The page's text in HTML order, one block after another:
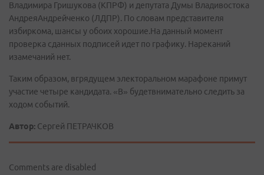
Владимира Гришукова (КПРФ) и депутата Думы Владивостока
АндреяАндрейченко (ЛДПР). По словам представителя
избиркома, шансы у обоих хорошие.На данный момент
проверка сданных подписей идет по графику. Нареканий
изамечаний нет.
Таким образом, вгрядущем электоральном марафоне примут
участие четыре кандидата. «В» будетвнимательно следить за
ходом событий.
Автор: Сергей ПЕТРАЧКОВ
Comments are disabled